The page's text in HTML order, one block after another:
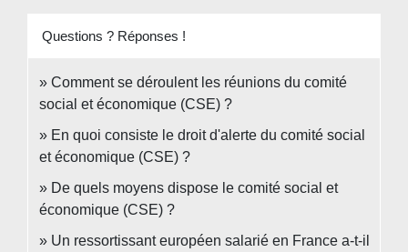
Questions ? Réponses !
Comment se déroulent les réunions du comité
social et économique (CSE) ?
En quoi consiste le droit d'alerte du comité social
et économique (CSE) ?
De quels moyens dispose le comité social et
économique (CSE) ?
Un ressortissant européen salarié en France a-t-il